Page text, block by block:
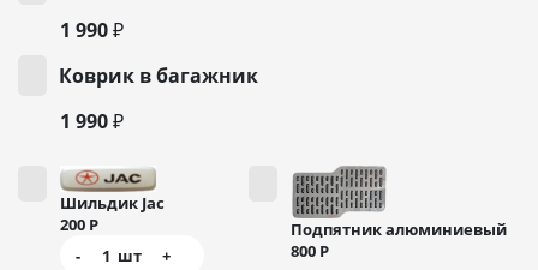
1 990 ₽
Коврик в багажник
1 990 ₽
Шильдик Jac
200 Р
-
1 шт +
Подпятник алюминиевый
800 Р